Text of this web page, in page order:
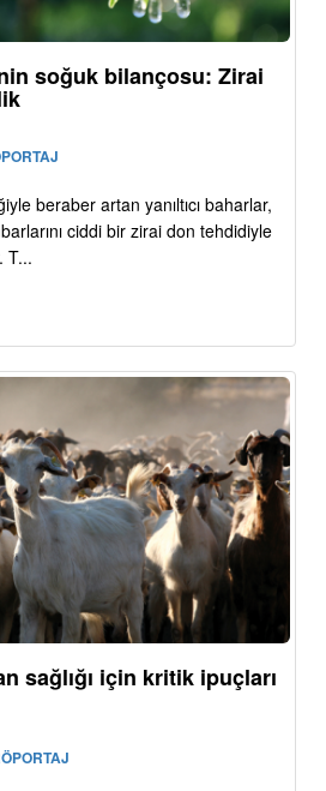
soğuk bilançosu: Zirai
beraber artan yanıltıcı baharlar,
ciddi bir zirai don tehdidiyle
T...
sağlığı için kritik ipuçları